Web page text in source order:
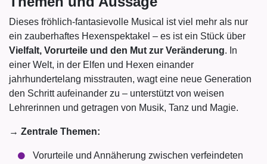
Dieses fröhlich-fantasievolle Musical ist viel mehr als nur
ein zauberhaftes Hexenspektakel – es ist ein Stück über
Vielfalt, Vorurteile und den Mut zur Veränderung. In
einer Welt, in der Elfen und Hexen einander
jahrhundertelang misstrauten, wagt eine neue Generation
den Schritt aufeinander zu – unterstützt von weisen
Lehrerinnen und getragen von Musik, Tanz und Magie.
→ Zentrale Themen:
Vorurteile und Annäherung zwischen verfeindeten